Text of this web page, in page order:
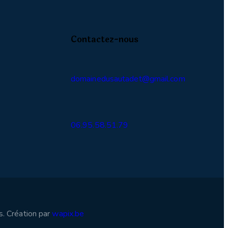
Contactez-nous
domainedusautadet@gmail.com
06.95.58.51.79
Création parwapix.be